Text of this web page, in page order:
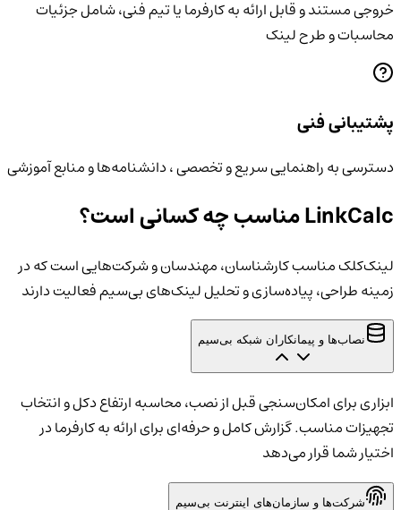
خروجی مستند و قابل ارائه به کارفرما یا تیم فنی، شامل جزئیات
محاسبات و طرح لینک
پشتیبانی فنی
دسترسی به راهنمایی سریع و تخصصی ، دانشنامه‌ها و منابع آموزشی
LinkCalc مناسب چه کسانی است؟
لینک‌کلک مناسب کارشناسان، مهندسان و شرکت‌هایی است که در
زمینه طراحی، پیاده‌سازی و تحلیل لینک‌های بی‌سیم فعالیت دارند
نصاب‌ها و پیمانکاران شبکه بی‌سیم
ابزاری برای امکان‌سنجی قبل از نصب، محاسبه ارتفاع دکل و انتخاب
تجهیزات مناسب. گزارش کامل و حرفه‌ای برای ارائه به کارفرما در
اختیار شما قرار می‌دهد
شرکت‌ها و سازمان‌های اینترنت بی‌سیم